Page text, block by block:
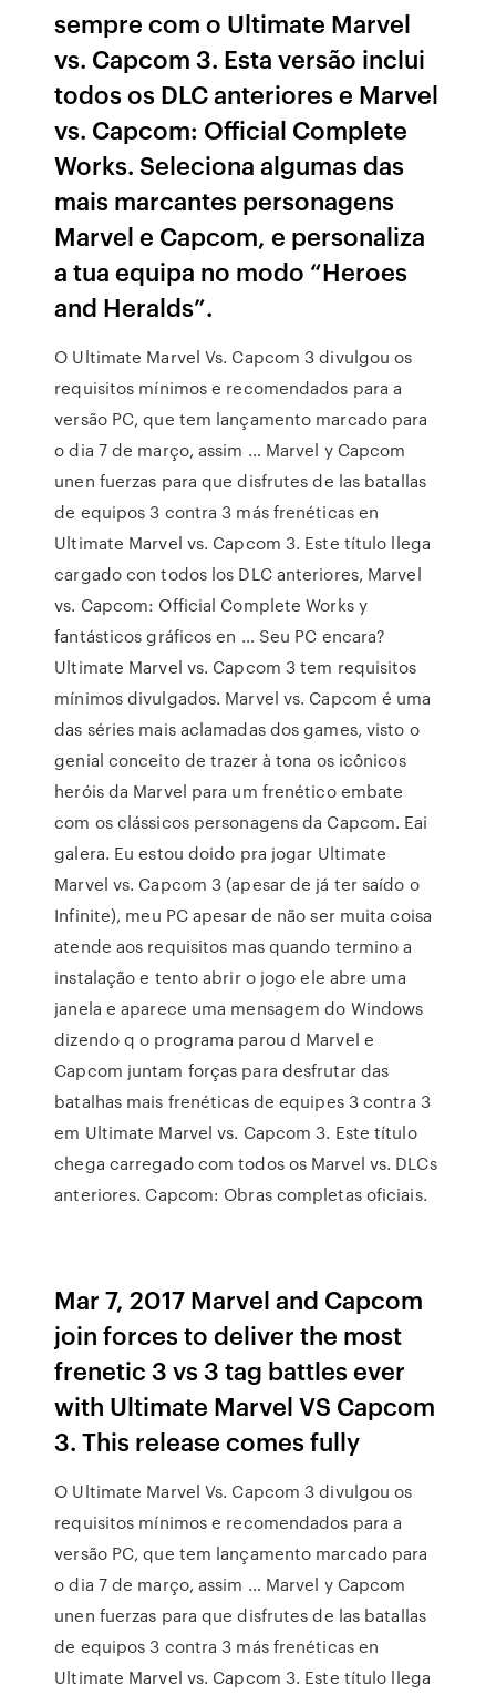
sempre com o Ultimate Marvel
vs. Capcom 3. Esta versão inclui
todos os DLC anteriores e Marvel
vs. Capcom: Official Complete
Works. Seleciona algumas das
mais marcantes personagens
Marvel e Capcom, e personaliza
a tua equipa no modo “Heroes
and Heralds”.
O Ultimate Marvel Vs. Capcom 3 divulgou os
requisitos mínimos e recomendados para a
versão PC, que tem lançamento marcado para
o dia 7 de março, assim … Marvel y Capcom
unen fuerzas para que disfrutes de las batallas
de equipos 3 contra 3 más frenéticas en
Ultimate Marvel vs. Capcom 3. Este título llega
cargado con todos los DLC anteriores, Marvel
vs. Capcom: Official Complete Works y
fantásticos gráficos en … Seu PC encara?
Ultimate Marvel vs. Capcom 3 tem requisitos
mínimos divulgados. Marvel vs. Capcom é uma
das séries mais aclamadas dos games, visto o
genial conceito de trazer à tona os icônicos
heróis da Marvel para um frenético embate
com os clássicos personagens da Capcom. Eai
galera. Eu estou doido pra jogar Ultimate
Marvel vs. Capcom 3 (apesar de já ter saído o
Infinite), meu PC apesar de não ser muita coisa
atende aos requisitos mas quando termino a
instalação e tento abrir o jogo ele abre uma
janela e aparece uma mensagem do Windows
dizendo q o programa parou d Marvel e
Capcom juntam forças para desfrutar das
batalhas mais frenéticas de equipes 3 contra 3
em Ultimate Marvel vs. Capcom 3. Este título
chega carregado com todos os Marvel vs. DLCs
anteriores. Capcom: Obras completas oficiais.
Mar 7, 2017 Marvel and Capcom
join forces to deliver the most
frenetic 3 vs 3 tag battles ever
with Ultimate Marvel VS Capcom
3. This release comes fully
O Ultimate Marvel Vs. Capcom 3 divulgou os
requisitos mínimos e recomendados para a
versão PC, que tem lançamento marcado para
o dia 7 de março, assim … Marvel y Capcom
unen fuerzas para que disfrutes de las batallas
de equipos 3 contra 3 más frenéticas en
Ultimate Marvel vs. Capcom 3. Este título llega